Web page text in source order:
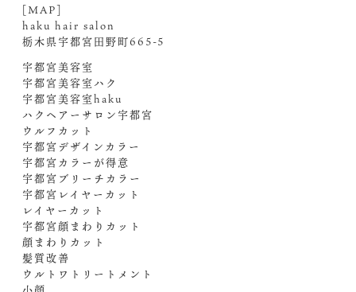
[MAP]
haku hair salon
栃木県宇都宮田野町665-5
宇都宮美容室
宇都宮美容室ハク
宇都宮美容室haku
ハクヘアーサロン宇都宮
ウルフカット
宇都宮デザインカラー
宇都宮カラーが得意
宇都宮ブリーチカラー
宇都宮レイヤーカット
レイヤーカット
宇都宮顔まわりカット
顔まわりカット
髪質改善
ウルトワトリートメント